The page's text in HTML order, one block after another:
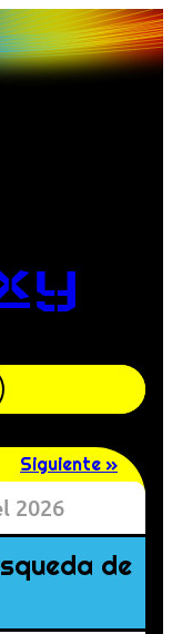
Siguiente »
2026
de